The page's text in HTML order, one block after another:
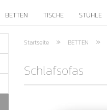
BETTEN TISCHE STÜHLE
Startseite » BETTEN »
Schlafsofas